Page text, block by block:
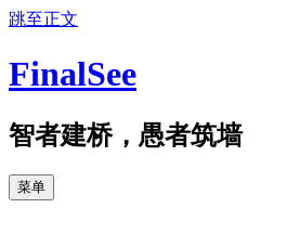
跳至正文
FinalSee
智者建桥，愚者筑墙
菜单